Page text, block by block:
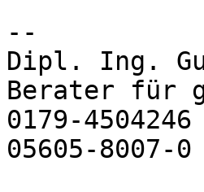
--
Dipl. Ing.
Berater für
0179-
05605-8007-0